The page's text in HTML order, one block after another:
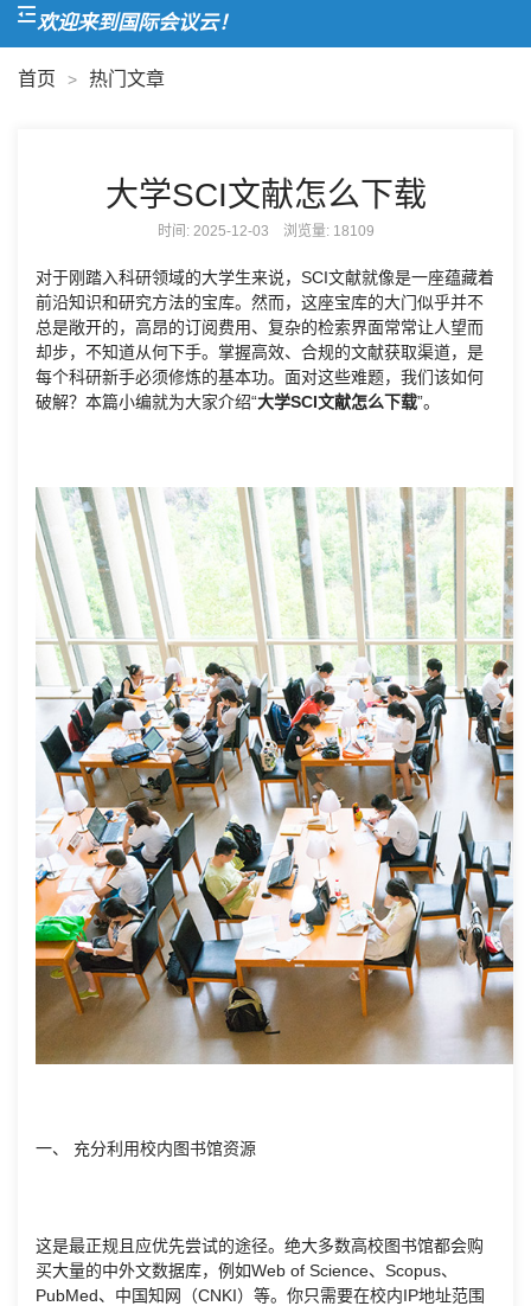
欢迎来到国际会议云！
首页 > 热门文章
大学SCI文献怎么下载
时间: 2025-12-03 浏览量: 18109
对于刚踏入科研领域的大学生来说，SCI文献就像是一座蕴藏着
前沿知识和研究方法的宝库。然而，这座宝库的大门似乎并不
总是敞开的，高昂的订阅费用、复杂的检索界面常常让人望而
却步，不知道从何下手。掌握高效、合规的文献获取渠道，是
每个科研新手必须修炼的基本功。面对这些难题，我们该如何
破解？本篇小编就为大家介绍“大学SCI文献怎么下载”。
一、 充分利用校内图书馆资源
这是最正规且应优先尝试的途径。绝大多数高校图书馆都会购
买大量的中外文数据库，例如Web of Science、Scopus、
PubMed、中国知网（CNKI）等。你只需要在校内IP地址范围